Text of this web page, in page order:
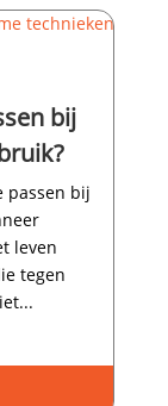
bij
passen bij
leven
tegen